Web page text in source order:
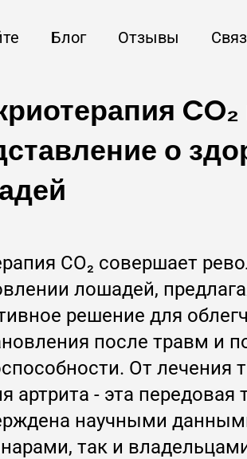
Блог Отзывы
о
CO₂ совершает
лошадей,
решение для
после травм и
От лечения
артрита - эта передовая
научными
так и